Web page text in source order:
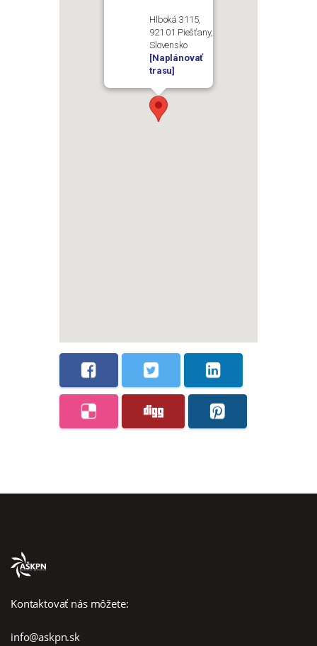
Hlboká 3115,
921 01 Piešťany,
Slovensko
[Naplánovať
trasu]
Kontaktovať nás môžete:
info@askpn.sk